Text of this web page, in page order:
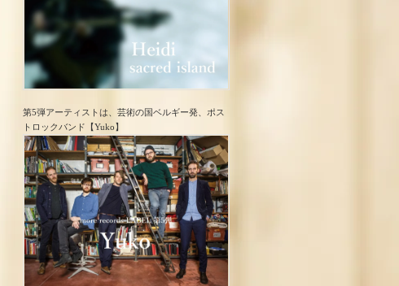
第5弾アーティストは、芸術の国ベルギー発、ポス
トロック​バンド【Yuko】